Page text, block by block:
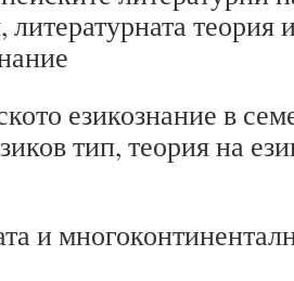
литературната теория
езикознание в
тип, теория на
и